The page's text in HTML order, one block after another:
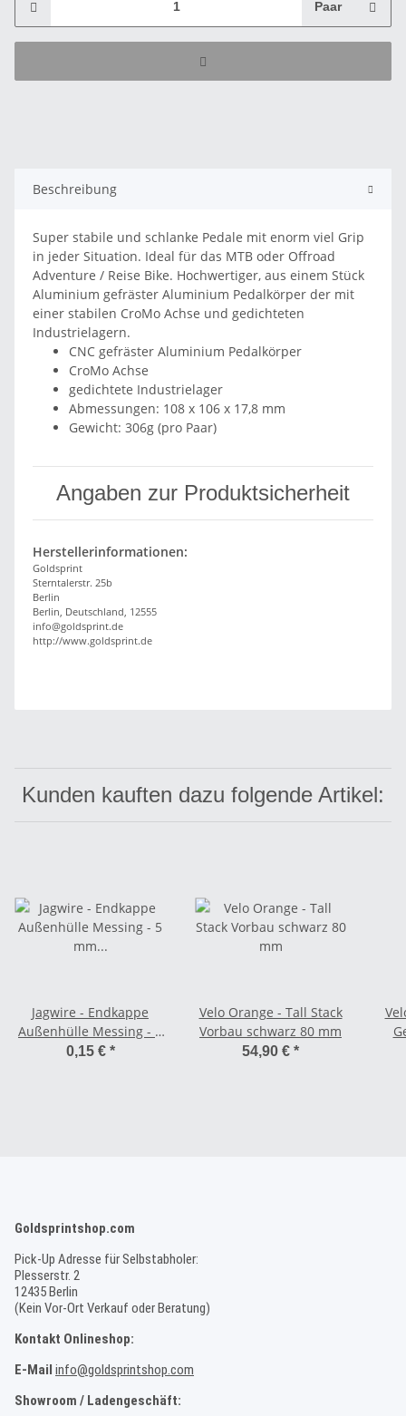
Paar
Beschreibung
Super stabile und schlanke Pedale mit enorm viel Grip
in jeder Situation. Ideal für das MTB oder Offroad
Adventure / Reise Bike. Hochwertiger, aus einem Stück
Aluminium gefräster Aluminium Pedalkörper der mit
einer stabilen CroMo Achse und gedichteten
Industrielagern.
CNC gefräster Aluminium Pedalkörper
CroMo Achse
gedichtete Industrielager
Abmessungen: 108 x 106 x 17,8 mm
Gewicht: 306g (pro Paar)
Angaben zur Produktsicherheit
Herstellerinformationen:
Goldsprint
Sterntalerstr. 25b
Berlin
Berlin, Deutschland, 12555
info@goldsprint.de
http://www.goldsprint.de
Kunden kauften dazu folgende Artikel:
Jagwire - Endkappe
Außenhülle Messing - 5
mm schwarz
0,15 € *
Velo Orange - Tall Stack
Vorbau schwarz 80 mm
54,90 € *
Goldsprintshop.com
Pick-Up Adresse für Selbstabholer:
Plesserstr. 2
12435 Berlin
(Kein Vor-Ort Verkauf oder Beratung)
Kontakt Onlineshop:
E-Mail info@goldsprintshop.com
Showroom / Ladengeschäft: